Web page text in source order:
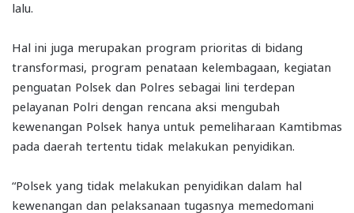
lalu.
Hal ini juga merupakan program prioritas di bidang
transformasi, program penataan kelembagaan, kegiatan
penguatan Polsek dan Polres sebagai lini terdepan
pelayanan Polri dengan rencana aksi mengubah
kewenangan Polsek hanya untuk pemeliharaan Kamtibmas
pada daerah tertentu tidak melakukan penyidikan.
“Polsek yang tidak melakukan penyidikan dalam hal
kewenangan dan pelaksanaan tugasnya memedomani